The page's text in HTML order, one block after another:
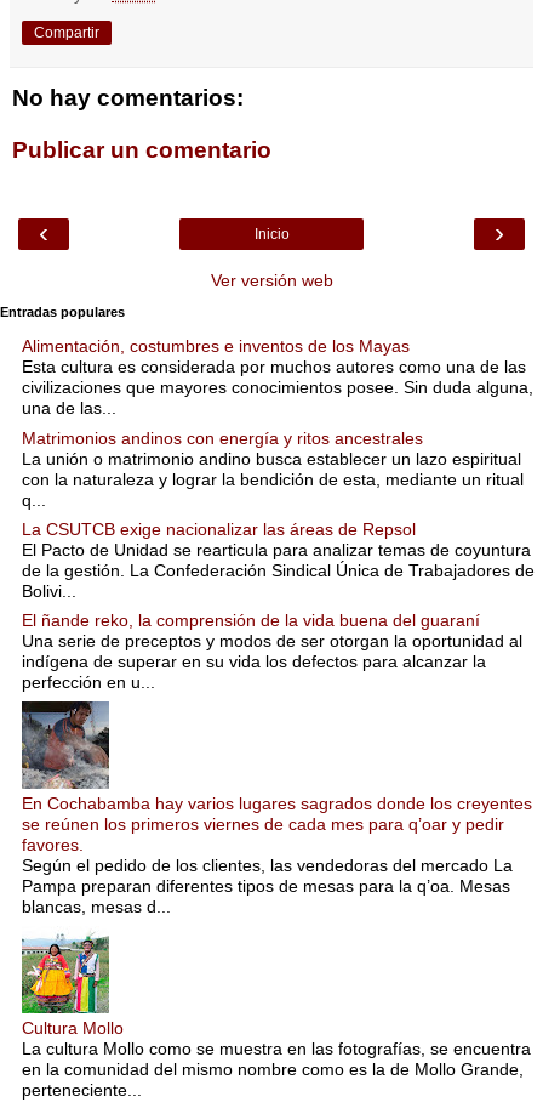
Compartir
No hay comentarios:
Publicar un comentario
‹ ›
Inicio
Ver versión web
Entradas populares
Alimentación, costumbres e inventos de los Mayas
Esta cultura es considerada por muchos autores como una de las
civilizaciones que mayores conocimientos posee. Sin duda alguna,
una de las...
Matrimonios andinos con energía y ritos ancestrales
La unión o matrimonio andino busca establecer un lazo espiritual
con la naturaleza y lograr la bendición de esta, mediante un ritual
q...
La CSUTCB exige nacionalizar las áreas de Repsol
El Pacto de Unidad se rearticula para analizar temas de coyuntura
de la gestión. La Confederación Sindical Única de Trabajadores de
Bolivi...
El ñande reko, la comprensión de la vida buena del guaraní
Una serie de preceptos y modos de ser otorgan la oportunidad al
indígena de superar en su vida los defectos para alcanzar la
perfección en u...
En Cochabamba hay varios lugares sagrados donde los creyentes
se reúnen los primeros viernes de cada mes para q’oar y pedir
favores.
Según el pedido de los clientes, las vendedoras del mercado La
Pampa preparan diferentes tipos de mesas para la q’oa. Mesas
blancas, mesas d...
Cultura Mollo
La cultura Mollo como se muestra en las fotografías, se encuentra
en la comunidad del mismo nombre como es la de Mollo Grande,
perteneciente...